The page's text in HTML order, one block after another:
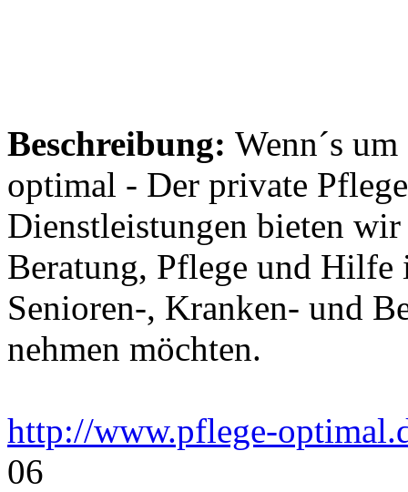
Beschreibung: Wenn´s
optimal - Der private
Dienstleistungen bieten
Beratung, Pflege und Hilfe
Senioren-, Kranken- und
nehmen möchten.
http://www.pflege-
06